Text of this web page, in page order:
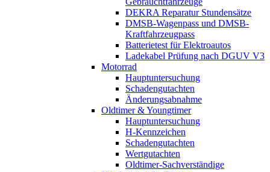
DEKRA Reparatur Stundensätze
DMSB-Wagenpass und DMSB-
Kraftfahrzeugpass
Batterietest für Elektroautos
Ladekabel Prüfung nach DGUV V3
Motorrad
Hauptuntersuchung
Schadengutachten
Änderungsabnahme
Oldtimer & Youngtimer
Hauptuntersuchung
H-Kennzeichen
Schadengutachten
Wertgutachten
Oldtimer-Sachverständige